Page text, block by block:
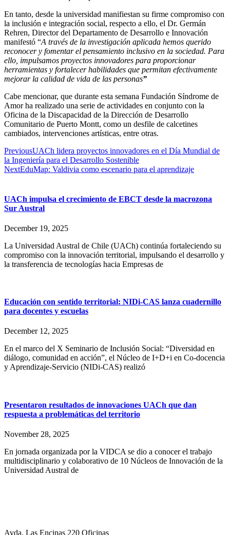
En tanto, desde la universidad manifiestan su firme compromiso con
la inclusión e integración social, respecto a ello, el Dr. Germán
Rehren, Director del Departamento de Desarrollo e Innovación
manifestó “A través de la investigación aplicada hemos querido
reconocer y fomentar el pensamiento inclusivo en la sociedad. Para
ello, impulsamos proyectos innovadores para proporcionar
herramientas y fortalecer habilidades que permitan efectivamente
mejorar la calidad de vida de las personas”
Cabe mencionar, que durante esta semana Fundación Síndrome de
Amor ha realizado una serie de actividades en conjunto con la
Oficina de la Discapacidad de la Dirección de Desarrollo
Comunitario de Puerto Montt, como un desfile de calcetines
cambiados, intervenciones artísticas, entre otras.
PreviousUACh lidera proyectos innovadores en el Día Mundial de
la Ingeniería para el Desarrollo Sostenible
NextEduMap: Valdivia como escenario para el aprendizaje
UACh impulsa el crecimiento de EBCT desde la macrozona
Sur Austral
December 19, 2025
La Universidad Austral de Chile (UACh) continúa fortaleciendo su
compromiso con la innovación territorial, impulsando el desarrollo y
la transferencia de tecnologías hacia Empresas de
Educación con sentido territorial: NIDi-CAS lanza cuadernillo
para docentes y escuelas
December 12, 2025
En el marco del X Seminario de Inclusión Social: “Diversidad en
diálogo, comunidad en acción”, el Núcleo de I+D+i en Co-docencia
y Aprendizaje-Servicio (NIDi-CAS) realizó
Presentaron resultados de innovaciones UACh que dan
respuesta a problemáticas del territorio
November 28, 2025
En jornada organizada por la VIDCA se dio a conocer el trabajo
multidisciplinario y colaborativo de 10 Núcleos de Innovación de la
Universidad Austral de
Avda. Las Encinas 220 Oficinas